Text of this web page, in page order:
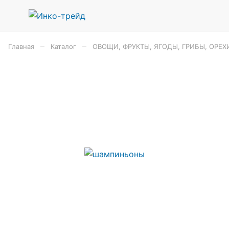
Главная Каталог ОВОЩИ, ФРУКТЫ, ЯГОДЫ, ГРИБЫ,